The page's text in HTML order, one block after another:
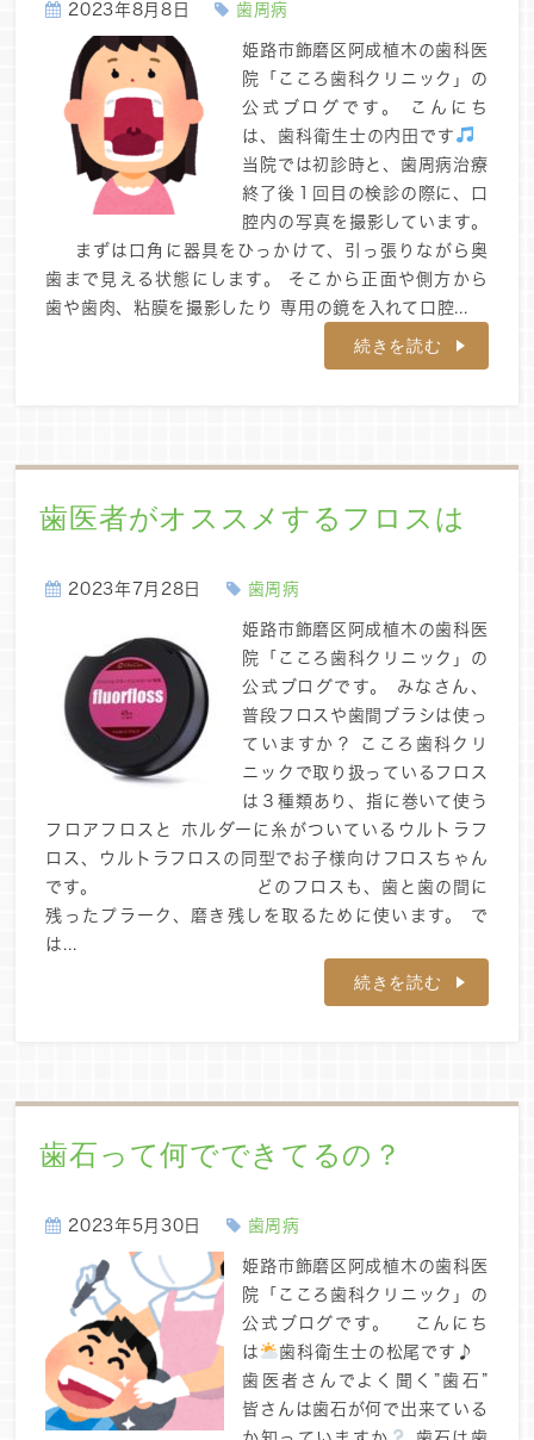
2023年8月8日 歯周病
姫路市飾磨区阿成植木の歯科医
院「こころ歯科クリニック」の
公式ブログです。 こんにち
は、歯科衛生士の内田です
当院では初診時と、歯周病治療
終了後１回目の検診の際に、口
腔内の写真を撮影しています。
まずは口角に器具をひっかけて、引っ張りながら奥
歯まで見える状態にします。 そこから正面や側方から
歯や歯肉、粘膜を撮影したり 専用の鏡を入れて口腔...
続きを読む
歯医者がオススメするフロスは
2023年7月28日 歯周病
姫路市飾磨区阿成植木の歯科医
院「こころ歯科クリニック」の
公式ブログです。 みなさん、
普段フロスや歯間ブラシは使っ
ていますか？ こころ歯科クリ
ニックで取り扱っているフロス
は３種類あり、指に巻いて使う
フロアフロスと ホルダーに糸がついているウルトラフ
ロス、ウルトラフロスの同型でお子様向けフロスちゃん
です。 どのフロスも、歯と歯の間に
残ったプラーク、磨き残しを取るために使います。 で
は...
続きを読む
歯石って何でできてるの？
2023年5月30日 歯周病
姫路市飾磨区阿成植木の歯科医
院「こころ歯科クリニック」の
公式ブログです。 こんにち
は
歯科衛生士の松尾です♪
歯医者さんでよく聞く”歯石”
皆さんは歯石が何で出来ている